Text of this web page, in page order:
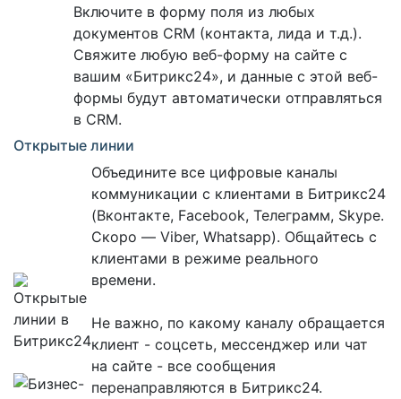
Включите в форму поля из любых
документов CRM (контакта, лида и т.д.).
Свяжите любую веб-форму на сайте с
вашим «Битрикс24», и данные с этой веб-
формы будут автоматически отправляться
в CRM.
Открытые линии
Объедините все цифровые каналы
коммуникации с клиентами в Битрикс24
(Вконтакте, Facebook, Телеграмм, Skype.
Скоро — Viber, Whatsapp). Общайтесь с
клиентами в режиме реального
времени.
Не важно, по какому каналу обращается
клиент - соцсеть, мессенджер или чат
на сайте - все сообщения
перенаправляются в Битрикс24.